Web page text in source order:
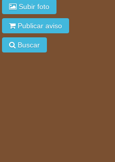
Subir foto
Publicar aviso
Buscar